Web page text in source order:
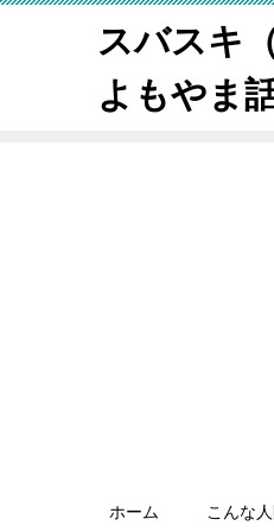
スバスキ
よもやま
ホーム こんな